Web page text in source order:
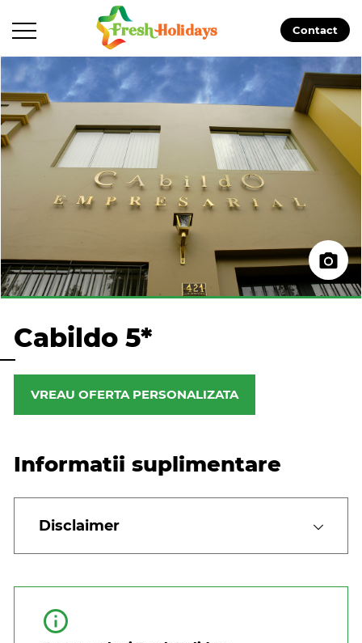
Contact
Cabildo 5*
VREAU OFERTA PERSONALIZATA
Informatii suplimentare
Disclaimer